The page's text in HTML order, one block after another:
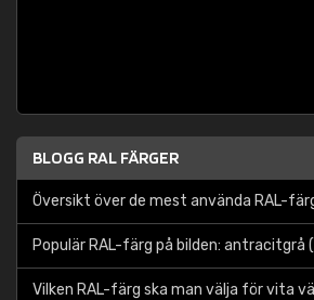
BLOGG RAL FÄRGER
Översikt över de mest använda RAL-
Populär RAL-färg på bilden: antracitgrå
Vilken RAL-färg ska man välja för vita